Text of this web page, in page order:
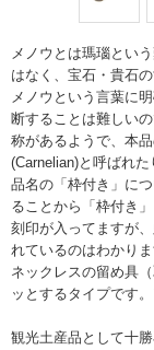
メノウとは瑪瑙とい
はなく、宝石・貴石
メノウという言葉に
断することは難しい
称があるようで、本
(Carnelian)と呼ばれた
品名の「枠付き」に
ることから「枠付き
刻印が入ってますが
れているのはわかり
ネックレスの留め具
ッとするタイプです
観光土産品として十